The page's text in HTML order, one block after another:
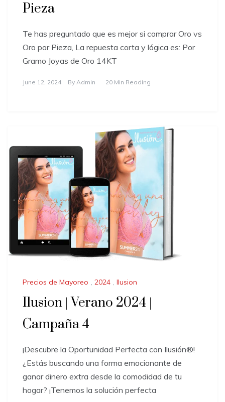
Pieza
Te has preguntado que es mejor si comprar Oro vs
Oro por Pieza, La repuesta corta y lógica es: Por
Gramo Joyas de Oro 14KT
June 12, 2024 By Admin 20 Min Reading
Precios de Mayoreo , 2024 , Ilusion
Ilusion | Verano 2024 |
Campaña 4
¡Descubre la Oportunidad Perfecta con Ilusión®!
¿Estás buscando una forma emocionante de
ganar dinero extra desde la comodidad de tu
hogar? ¡Tenemos la solución perfecta